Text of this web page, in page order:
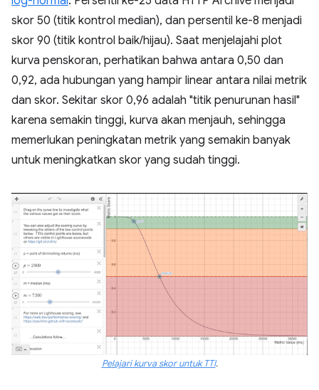
skor 50 (titik kontrol median), dan persentil ke-8 menjadi
skor 90 (titik kontrol baik/hijau). Saat menjelajahi plot
kurva penskoran, perhatikan bahwa antara 0,50 dan
0,92, ada hubungan yang hampir linear antara nilai metrik
dan skor. Sekitar skor 0,96 adalah "titik penurunan hasil"
karena semakin tinggi, kurva akan menjauh, sehingga
memerlukan peningkatan metrik yang semakin banyak
untuk meningkatkan skor yang sudah tinggi.
Pelajari kurva skor untuk TTI.